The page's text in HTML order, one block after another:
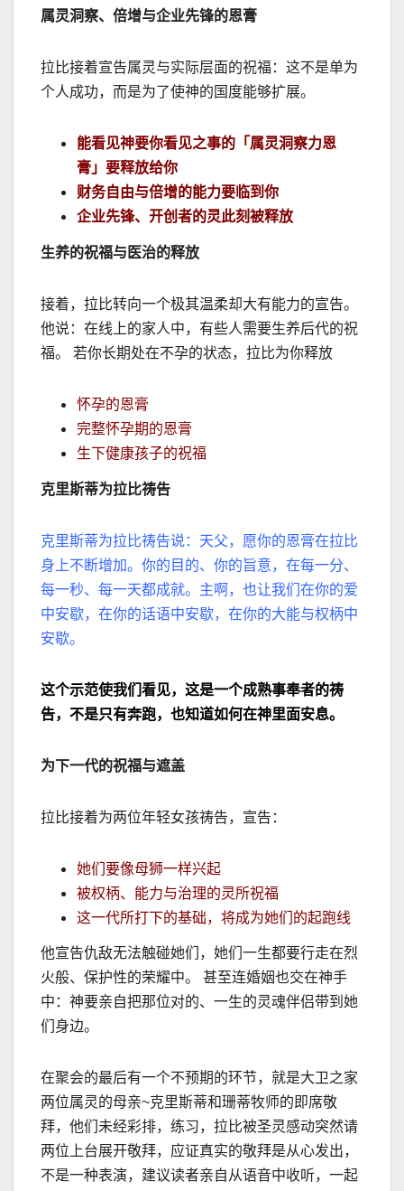
属灵洞察、倍增与企业先锋的恩膏
拉比接着宣告属灵与实际层面的祝福：这不是单为
个人成功，而是为了使神的国度能够扩展。
能看见神要你看见之事的「属灵洞察力恩
膏」要释放给你
财务自由与倍增的能力要临到你
企业先锋、开创者的灵此刻被释放
生养的祝福与医治的释放
接着，拉比转向一个极其温柔却大有能力的宣告。
他说：在线上的家人中，有些人需要生养后代的祝
福。 若你长期处在不孕的状态，拉比为你释放
怀孕的恩膏
完整怀孕期的恩膏
生下健康孩子的祝福
克里斯蒂为拉比祷告
克里斯蒂为拉比祷告说：天父，愿你的恩膏在拉比
身上不断增加。你的目的、你的旨意，在每一分、
每一秒、每一天都成就。主啊，也让我们在你的爱
中安歇，在你的话语中安歇，在你的大能与权柄中
安歇。
这个示范使我们看见，这是一个成熟事奉者的祷
告，不是只有奔跑，也知道如何在神里面安息。
为下一代的祝福与遮盖
拉比接着为两位年轻女孩祷告，宣告：
她们要像母狮一样兴起
被权柄、能力与治理的灵所祝福
这一代所打下的基础，将成为她们的起跑线
他宣告仇敌无法触碰她们，她们一生都要行走在烈
火般、保护性的荣耀中。
甚至连婚姻也交在神手
中：神要亲自把那位对的、一生的灵魂伴侣带到她
们身边。
在聚会的最后有一个不预期的环节，就是大卫之家
两位属灵的母亲~克里斯蒂和珊蒂牧师的即席敬
拜，他们未经彩排，练习，拉比被圣灵感动突然请
两位上台展开敬拜，应证真实的敬拜是从心发出，
不是一种表演，建议读者亲自从语音中收听，一起